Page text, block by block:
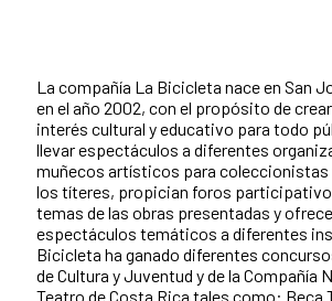
La compañía La Bicicleta nace en San
en el año 2002, con el propósito de
interés cultural y educativo para todo
llevar espectáculos a diferentes
muñecos artísticos para coleccionistas
los títeres, propician foros
temas de las obras presentadas y
espectáculos temáticos a diferentes
Bicicleta ha ganado diferentes
de Cultura y Juventud y de la Compañía
Teatro de Costa Rica tales como: Beca